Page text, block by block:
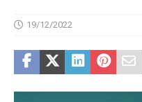
19/12/2022